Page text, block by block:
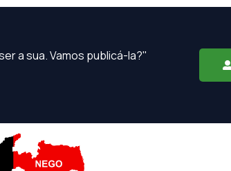
a sua. Vamos publicá-la?"